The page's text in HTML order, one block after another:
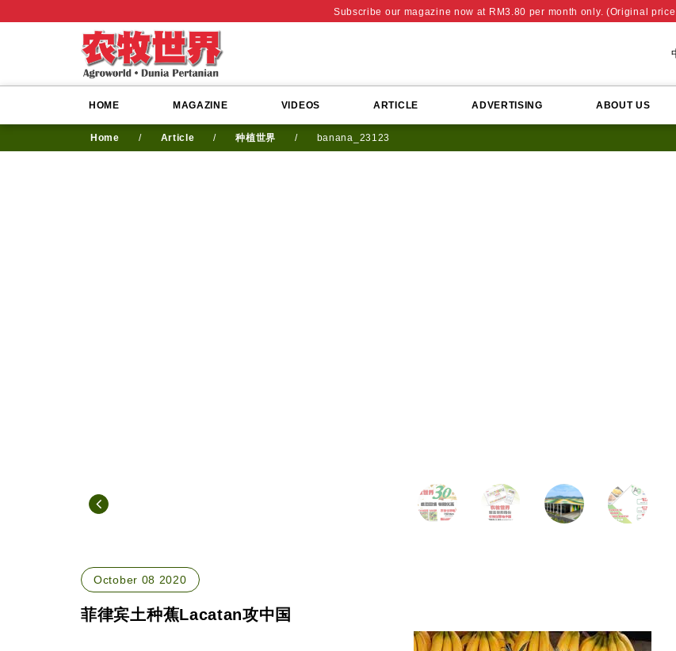
Subscribe our magazine now at RM3.80 per month only. (Original
HOME MAGAZINE VIDEOS ARTICLE ADVERTISING ABOUT US
Home / Article / 种植世界 / banana_23123
October 08 2020
菲律宾土种蕉Lacatan攻中国